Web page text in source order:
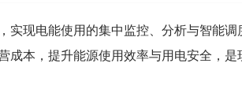
现电能使用的集中监控、分析与智能调
成本，提升能源使用效率与用电安全，